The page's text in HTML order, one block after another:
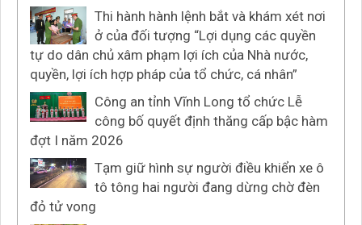
Thi hành hành lệnh bắt và khám xét nơi
ở của đối tượng “Lợi dụng các quyền
tự do dân chủ xâm phạm lợi ích của Nhà nước,
quyền, lợi ích hợp pháp của tổ chức, cá nhân”
Công an tỉnh Vĩnh Long tổ chức Lễ
công bố quyết định thăng cấp bậc hàm
đợt I năm 2026
Tạm giữ hình sự người điều khiển xe ô
tô tông hai người đang dừng chờ đèn
đỏ tử vong